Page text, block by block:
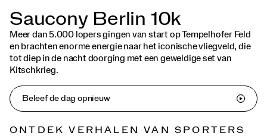
Saucony Berlin 10k
Meer dan 5.000 lopers gingen van start op Tempelhofer Feld
en brachten enorme energie naar het iconische vliegveld, die
tot diep in de nacht doorging met een geweldige set van
Kitschkrieg.
Beleef de dag opnieuw
ONTDEK VERHALEN VAN SPORTERS